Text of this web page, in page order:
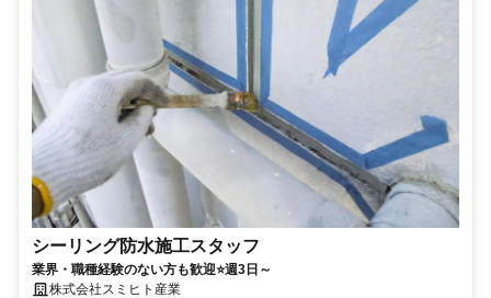
シーリング防水施工スタッフ
業界・職種経験のない方も歓迎⭐週3日～
株式会社スミヒト産業